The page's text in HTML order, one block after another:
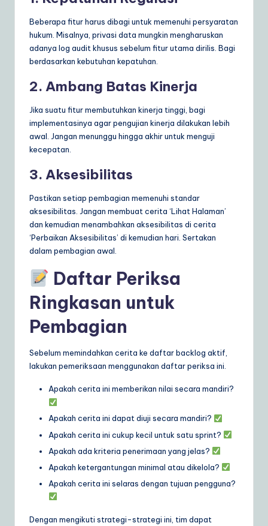
Beberapa fitur harus dibagi untuk memenuhi persyaratan
hukum. Misalnya, privasi data mungkin mengharuskan
adanya log audit khusus sebelum fitur utama dirilis. Bagi
berdasarkan kebutuhan kepatuhan.
2. Ambang Batas Kinerja
Jika suatu fitur membutuhkan kinerja tinggi, bagi
implementasinya agar pengujian kinerja dilakukan lebih
awal. Jangan menunggu hingga akhir untuk menguji
kecepatan.
3. Aksesibilitas
Pastikan setiap pembagian memenuhi standar
aksesibilitas. Jangan membuat cerita ‘Lihat Halaman’
dan kemudian menambahkan aksesibilitas di cerita
‘Perbaikan Aksesibilitas’ di kemudian hari. Sertakan
dalam pembagian awal.
Daftar Periksa
Ringkasan untuk
Pembagian
Sebelum memindahkan cerita ke daftar backlog aktif,
lakukan pemeriksaan menggunakan daftar periksa ini.
Apakah cerita ini memberikan nilai secara mandiri?
Apakah cerita ini dapat diuji secara mandiri?
Apakah cerita ini cukup kecil untuk satu sprint?
Apakah ada kriteria penerimaan yang jelas?
Apakah ketergantungan minimal atau dikelola?
Apakah cerita ini selaras dengan tujuan pengguna?
Dengan mengikuti strategi-strategi ini, tim dapat